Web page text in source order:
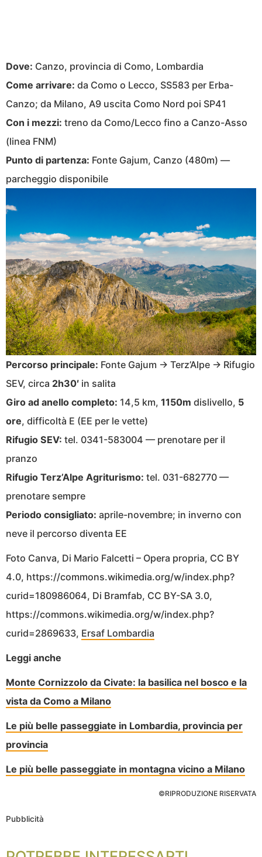
Dove: Canzo, provincia di Como, Lombardia
Come arrivare: da Como o Lecco, SS583 per Erba-
Canzo; da Milano, A9 uscita Como Nord poi SP41
Con i mezzi: treno da Como/Lecco fino a Canzo-Asso
(linea FNM)
Punto di partenza: Fonte Gajum, Canzo (480m) —
parcheggio disponibile
Percorso principale: Fonte Gajum → Terz’Alpe → Rifugio
SEV, circa 2h30′ in salita
Giro ad anello completo: 14,5 km, 1150m dislivello, 5
ore, difficoltà E (EE per le vette)
Rifugio SEV: tel. 0341-583004 — prenotare per il
pranzo
Rifugio Terz’Alpe Agriturismo: tel. 031-682770 —
prenotare sempre
Periodo consigliato: aprile-novembre; in inverno con
neve il percorso diventa EE
Foto Canva, Di Mario Falcetti – Opera propria, CC BY
4.0, https://commons.wikimedia.org/w/index.php?
curid=180986064, Di Bramfab, CC BY-SA 3.0,
https://commons.wikimedia.org/w/index.php?
curid=2869633, Ersaf Lombardia
Leggi anche
Monte Cornizzolo da Civate: la basilica nel bosco e la
vista da Como a Milano
Le più belle passeggiate in Lombardia, provincia per
provincia
Le più belle passeggiate in montagna vicino a Milano
©RIPRODUZIONE RISERVATA
Pubblicità